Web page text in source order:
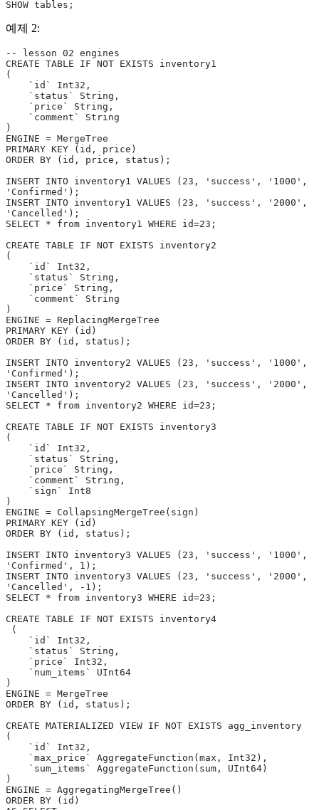
SHOW tables;
예제 2:
-- lesson 02 engines
CREATE TABLE IF NOT EXISTS inventory1
(
    `id` Int32,
    `status` String,
    `price` String,
    `comment` String
)
ENGINE = MergeTree
PRIMARY KEY (id, price)
ORDER BY (id, price, status);
INSERT INTO inventory1 VALUES (23, 'success', '1000',
'Confirmed');
INSERT INTO inventory1 VALUES (23, 'success', '2000',
'Cancelled');
SELECT * from inventory1 WHERE id=23;
CREATE TABLE IF NOT EXISTS inventory2
(
    `id` Int32,
    `status` String,
    `price` String,
    `comment` String
)
ENGINE = ReplacingMergeTree
PRIMARY KEY (id)
ORDER BY (id, status);
INSERT INTO inventory2 VALUES (23, 'success', '1000',
'Confirmed');
INSERT INTO inventory2 VALUES (23, 'success', '2000',
'Cancelled');
SELECT * from inventory2 WHERE id=23;
CREATE TABLE IF NOT EXISTS inventory3
(
    `id` Int32,
    `status` String,
    `price` String,
    `comment` String,
    `sign` Int8
)
ENGINE = CollapsingMergeTree(sign)
PRIMARY KEY (id)
ORDER BY (id, status);
INSERT INTO inventory3 VALUES (23, 'success', '1000',
'Confirmed', 1);
INSERT INTO inventory3 VALUES (23, 'success', '2000',
'Cancelled', -1);
SELECT * from inventory3 WHERE id=23;
CREATE TABLE IF NOT EXISTS inventory4
(
    `id` Int32,
    `status` String,
    `price` Int32,
    `num_items` UInt64
)
ENGINE = MergeTree
ORDER BY (id, status);
CREATE MATERIALIZED VIEW IF NOT EXISTS agg_inventory
(
    `id` Int32,
    `max_price` AggregateFunction(max, Int32),
    `sum_items` AggregateFunction(sum, UInt64)
)
ENGINE = AggregatingMergeTree()
ORDER BY (id)